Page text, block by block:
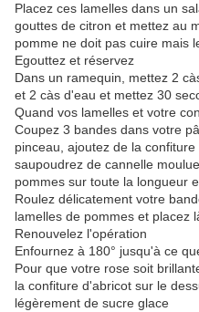
Placez ces lamelles dans un
gouttes de citron et mettez au
pomme ne doit pas cuire mais
Egouttez et réservez
Dans un ramequin, mettez 2
et 2 càs d'eau et mettez 30
Quand vos lamelles et votre
Coupez 3 bandes dans votre
pinceau, ajoutez de la
saupoudrez de cannelle
pommes sur toute la longueur
Roulez délicatement votre
lamelles de pommes et placez
Renouvelez l'opération
Enfournez à 180° jusqu'à ce
Pour que votre rose soit
la confiture d'abricot sur le
légèrement de sucre glace